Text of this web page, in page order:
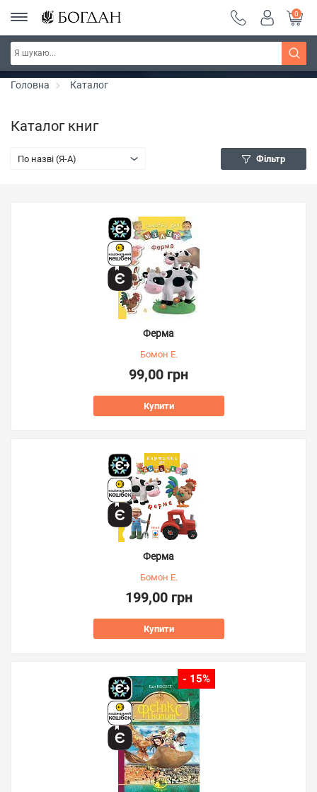
Серія "Чейзіана" ~ знижка 20%
0
Головна Каталог
Каталог книг
По назві (Я-А) Фільтр
Ферма
Бомон Е.
99,00 грн
Купити
Ферма
Бомон Е.
199,00 грн
Купити
- 15%